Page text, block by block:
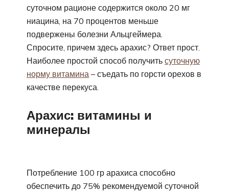
суточном рационе содержится около 20 мг
ниацина, на 70 процентов меньше
подвержены болезни Альцгеймера.
Спросите, причем здесь арахис? Ответ прост.
Наиболее простой способ получить суточную
норму витамина – съедать по горсти орехов в
качестве перекуса.
Арахис: витамины и
минералы
Потребление 100 гр арахиса способно
обеспечить до 75% рекомендуемой суточной